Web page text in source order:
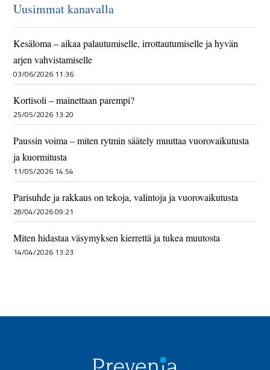
Uusimmat kanavalla
Kesäloma – aikaa palautumiselle, irrottautumiselle ja hyvän
arjen vahvistamiselle
03/06/2026 11:36
Kortisoli – mainettaan parempi?
25/05/2026 13:20
Paussin voima – miten rytmin säätely muuttaa vuorovaikutusta
ja kuormitusta
11/05/2026 14:54
Parisuhde ja rakkaus on tekoja, valintoja ja vuorovaikutusta
28/04/2026 09:21
Miten hidastaa väsymyksen kierrettä ja tukea muutosta
14/04/2026 13:23